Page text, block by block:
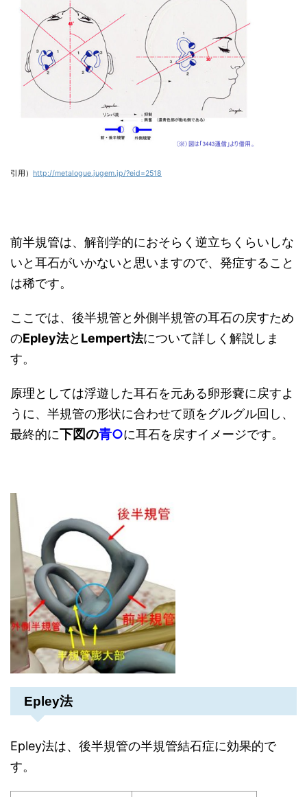
引用） http://metalogue.jugem.jp/?eid=2518
前半規管は、解剖学的におそらく逆立ちくらいしな
いと耳石がいかないと思いますので、発症すること
は稀です。
ここでは、後半規管と外側半規管の耳石の戻すため
のEpley法と Lempert法について詳しく解説しま
す。
原理としては浮遊した耳石を元ある卵形嚢に戻すよ
うに、半規管の形状に合わせて頭をグルグル回し、
最終的に下図の青○に耳石を戻すイメージです。
Epley法
Epley法は、後半規管の半規管結石症に効果的で
す。